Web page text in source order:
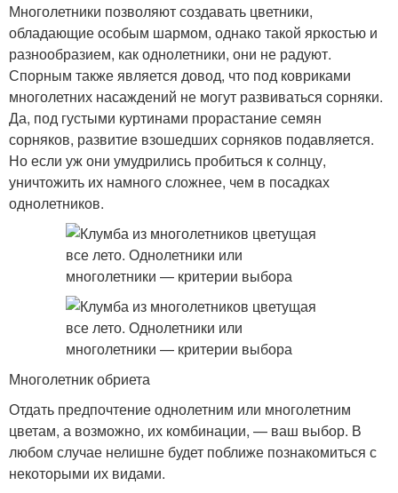
Многолетники позволяют создавать цветники,
обладающие особым шармом, однако такой яркостью и
разнообразием, как однолетники, они не радуют.
Спорным также является довод, что под ковриками
многолетних насаждений не могут развиваться сорняки.
Да, под густыми куртинами прорастание семян
сорняков, развитие взошедших сорняков подавляется.
Но если уж они умудрились пробиться к солнцу,
уничтожить их намного сложнее, чем в посадках
однолетников.
Многолетник обриета
Отдать предпочтение однолетним или многолетним
цветам, а возможно, их комбинации, — ваш выбор. В
любом случае нелишне будет поближе познакомиться с
некоторыми их видами.